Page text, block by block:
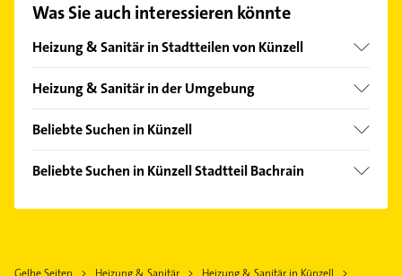
finden Sie alleKontaktdaten.
Was Sie auch interessieren könnte
Heizung & Sanitär in Stadtteilen von Künzell
Engelhelms
Heizung & Sanitär in der Umgebung
Petersberg bei Fulda
Eichenzell
Großenlüder
Beliebte Suchen in Künzell
Hausarzt
Arzt
Beliebte Suchen in Künzell Stadtteil Bachrain